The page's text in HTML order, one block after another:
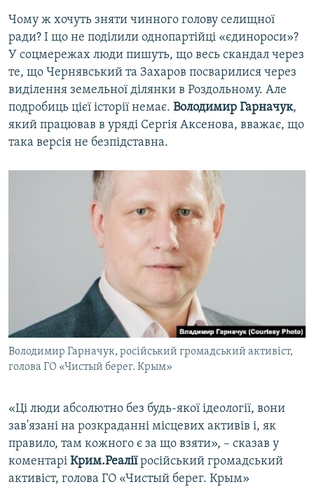
Чому ж хочуть зняти чинного голову селищної
ради? І що не поділили однопартійці «єдинороси»?
У соцмережах люди пишуть, що весь скандал через
те, що Чернявський та Захаров посварилися через
виділення земельної ділянки в Роздольному. Але
подробиць цієї історії немає. Володимир Гарначук,
який працював в уряді Сергія Аксенова, вважає, що
така версія не безпідставна.
Володимир Гарначук, російський громадський активіст,
голова ГО «Чистый берег. Крым»
«Ці люди абсолютно без будь-якої ідеології, вони
зав'язані на розкраданні місцевих активів і, як
правило, там кожного є за що взяти», – сказав у
коментарі Крим.Реаліїросійський громадський
активіст, голова ГО «Чистый берег. Крым»